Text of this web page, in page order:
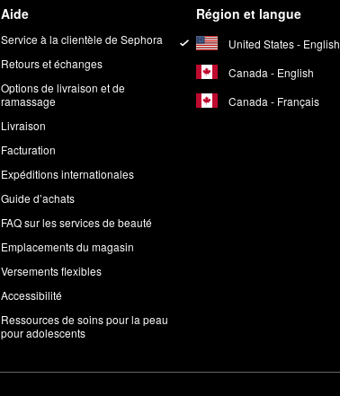
Aide
Service à la clientèle de Sephora
Retours et échanges
Options de livraison et de
ramassage
Livraison
Facturation
Expéditions internationales
Guide d’achats
FAQ sur les services de beauté
Emplacements du magasin
Versements flexibles
Accessibilité
Ressources de soins pour la peau
pour adolescents
Région et langue
United States - English
Canada - English
Canada - Français